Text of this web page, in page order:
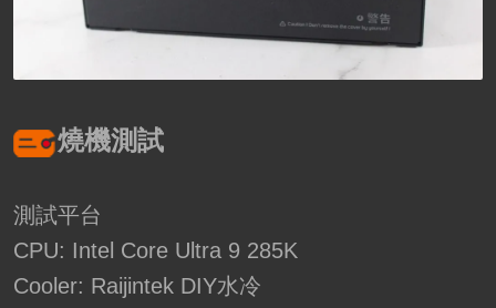
燒機測試
測試平台
CPU: Intel Core Ultra 9 285K
Cooler: Raijintek DIY水冷